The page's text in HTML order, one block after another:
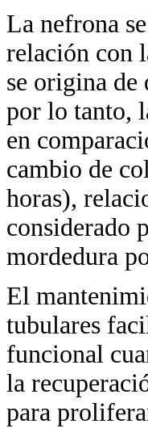
La nefrona
relación con
se origina
por lo tanto,
en
cambio de
horas),
considerado
mordedura
El
tubulares
funcional
la
para